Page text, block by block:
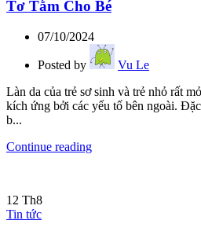
Tơ Tằm Cho Bé
07/10/2024
Posted by
Vu Le
Làn da của trẻ sơ sinh và trẻ nhỏ rất
kích ứng bởi các yếu tố bên ngoài.
b...
Continue reading
12 Th8
Tin tức